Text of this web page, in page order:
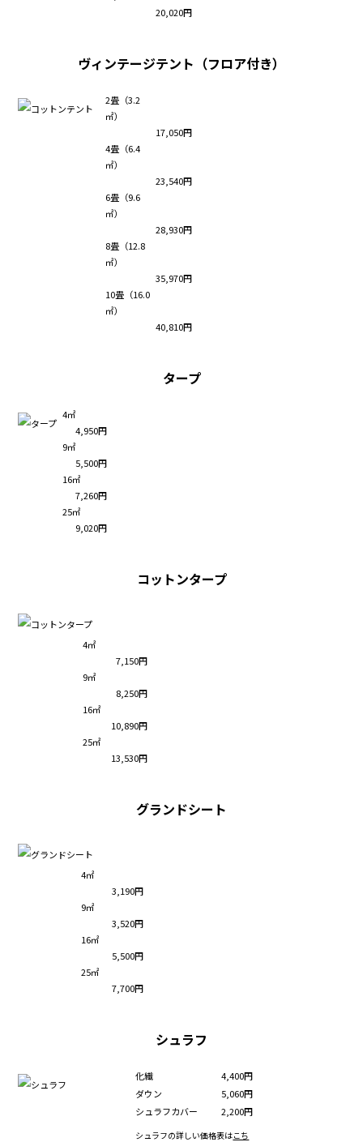
20,020円
ヴィンテージテント（フロア付き）
2畳（3.2
㎡）
17,050円
4畳（6.4
㎡）
23,540円
6畳（9.6
㎡）
28,930円
8畳（12.8
㎡）
35,970円
10畳（16.0
㎡）
40,810円
タープ
4㎡
4,950円
9㎡
5,500円
16㎡
7,260円
25㎡
9,020円
コットンタープ
4㎡
7,150円
9㎡
8,250円
16㎡
10,890円
25㎡
13,530円
グランドシート
4㎡
3,190円
9㎡
3,520円
16㎡
5,500円
25㎡
7,700円
シュラフ
化繊
4,400円
ダウン
5,060円
シュラフカバー
2,200円
シュラフの詳しい価格表はこち